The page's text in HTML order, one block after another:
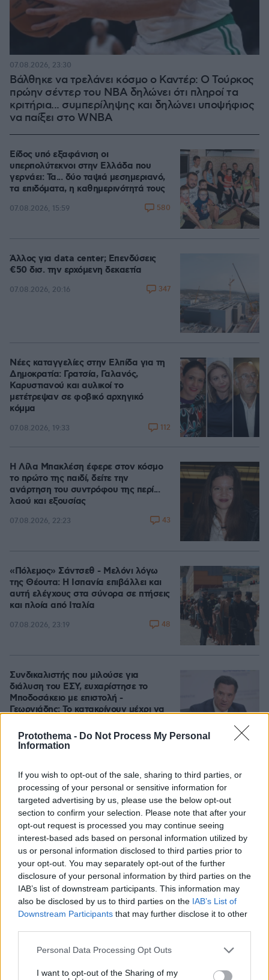
Protothema - Do Not Process My Personal
Information
If you wish to opt-out of the sale, sharing to third parties, or
processing of your personal or sensitive information for
targeted advertising by us, please use the below opt-out
section to confirm your selection. Please note that after your
opt-out request is processed you may continue seeing
interest-based ads based on personal information utilized by
us or personal information disclosed to third parties prior to
your opt-out. You may separately opt-out of the further
disclosure of your personal information by third parties on the
IAB’s list of downstream participants. This information may
also be disclosed by us to third parties on the IAB’s List of
Downstream Participants that may further disclose it to other
Please note that this website/app uses one or more Google
not limited to your visit or usage behaviour. You may click to
Personal Data Processing Opt Outs
I want to opt-out of the Sharing of my
Βάλθηκε να τρελάνει κόσμο ο Καντέρ: Ο Τούρκος
πρώην σέντερ του NBA δηλώνει ότι πληροί τα
κριτήρια... συμπερίληψης και δηλώνει υποψήφιος
να παίξει στο WNBA
07.08.2026, 23:30
Είδος υπό εξαφάνιση οι
υπερπολύτεκνοι στην Ελλάδα που
γερνάει: Τα... δύο ταψιά μεσημεριανό,
τα επιδόματα, η καθημερινότητά τους
07.08.2026, 15:59 580
Άλλος για data center; Επενδύσεις
€50 δισ. την ερχόμενη δεκαετία
07.08.2026, 20:16 347
Νέες καταγγελίες στην Ελπίδα για τη
Δημοκρατία: Γρατσία, Γαλανός,
Καρυστιανού και αυλικοί το
μετέτρεψαν σε φοβικό αρχηγικό
κόμμα
07.08.2026, 19:33 112
Η Λίλα Μπακλέση έφερε στον κόσμο
το πρώτο της παιδί, δείτε την
ανάρτηση του συντρόφου της περί...
λαού και εξουσίας
07.08.2026, 22:23 43
«Πόλεμος» Σάντσεθ - Μελόνι λόγω
της Θέουτα: Η Ισπανία επιβάλλει και
αυτή ελέγχους στα σύνορα σε πτήσεις
και πλοία από Ιταλία
07.08.2026, 23:19 48
Συνδικαλιστής που μιλούσε για
διάλυση του ΕΣΥ, ευχαρίστησε το
Μποδοσάκειο με επιστολή -
Γεωργιάδης: Το κατακρίνουν μέχρι να
07.08.2026, 21:54 33
Games
Cut The Rope Northern Heights Candy